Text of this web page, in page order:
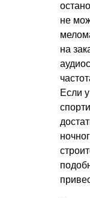
не
на
Если